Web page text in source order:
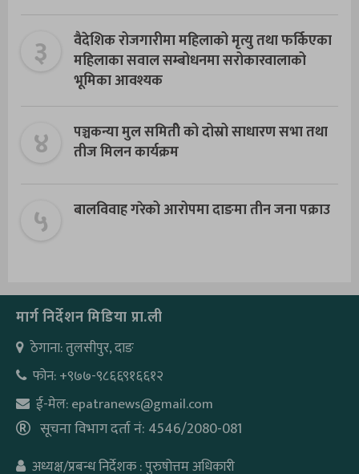
३
वैदेशिक रोजगारीमा महिलाको मृत्यु तथा फर्किएका
महिलाका सवाल सम्बोधनमा सरोकारवालाको
भूमिका आवश्यक
४
पञ्चकन्या मुल समितीे को दोस्रो साधारण सभा तथा
तीज मिलन कार्यक्रम
५ बालविवाह गरेको आरोपमा दाङमा तीन जना पक्राउ
मार्ग निर्देशन मिडिया प्रा.ली
ठेगाना: तुलसीपुर, दाङ
फोन: +९७७-९८६६९१६६१२
ई-मेल: epatranews@gmail.com
सूचना विभाग दर्ता नं: 4546/2080-081
अध्यक्ष/प्रबन्ध निर्देशक : पुरुषोत्तम अधिकारी